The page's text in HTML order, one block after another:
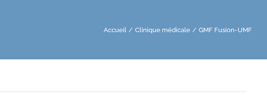
Accueil Clinique médicale GMF Fusion-UMF